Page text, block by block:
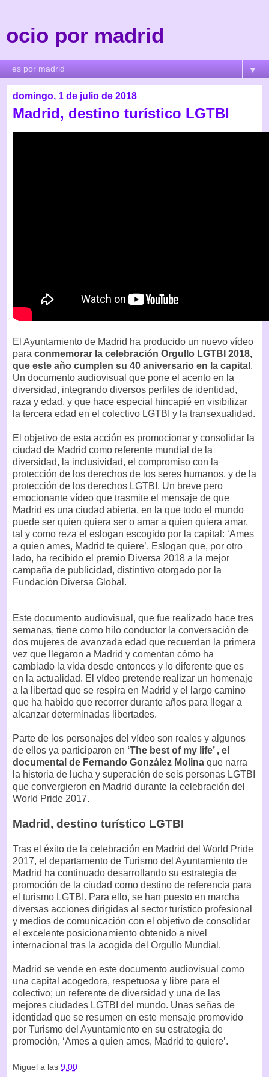
ocio por madrid
▼
domingo, 1 de julio de 2018
Madrid, destino turístico LGTBI
El Ayuntamiento de Madrid ha producido un nuevo vídeo
para conmemorar la celebración Orgullo LGTBI 2018,
que este año cumplen su 40 aniversario en la capital .
Un documento audiovisual que pone el acento en la
diversidad, integrando diversos perfiles de identidad,
raza y edad, y que hace especial hincapié en visibilizar
la tercera edad en el colectivo LGTBI y la transexualidad.
El objetivo de esta acción es promocionar y consolidar la
ciudad de Madrid como referente mundial de la
diversidad, la inclusividad, el compromiso con la
protección de los derechos de los seres humanos, y de la
protección de los derechos LGTBI. Un breve pero
emocionante vídeo que trasmite el mensaje de que
Madrid es una ciudad abierta, en la que todo el mundo
puede ser quien quiera ser o amar a quien quiera amar,
tal y como reza el eslogan escogido por la capital: ‘Ames
a quien ames, Madrid te quiere’. Eslogan que, por otro
lado, ha recibido el premio Diversa 2018 a la mejor
campaña de publicidad, distintivo otorgado por la
Fundación Diversa Global.
Este documento audiovisual, que fue realizado hace tres
semanas, tiene como hilo conductor la conversación de
dos mujeres de avanzada edad que recuerdan la primera
vez que llegaron a Madrid y comentan cómo ha
cambiado la vida desde entonces y lo diferente que es
en la actualidad. El vídeo pretende realizar un homenaje
a la libertad que se respira en Madrid y el largo camino
que ha habido que recorrer durante años para llegar a
alcanzar determinadas libertades.
Parte de los personajes del vídeo son reales y algunos
de ellos ya participaron en ‘The best of my life’ , el
documental de Fernando González Molina que narra
la historia de lucha y superación de seis personas LGTBI
que convergieron en Madrid durante la celebración del
World Pride 2017.
Madrid, destino turístico LGTBI
Tras el éxito de la celebración en Madrid del World Pride
2017, el departamento de Turismo del Ayuntamiento de
Madrid ha continuado desarrollando su estrategia de
promoción de la ciudad como destino de referencia para
el turismo LGTBI. Para ello, se han puesto en marcha
diversas acciones dirigidas al sector turístico profesional
y medios de comunicación con el objetivo de consolidar
el excelente posicionamiento obtenido a nivel
internacional tras la acogida del Orgullo Mundial.
Madrid se vende en este documento audiovisual como
una capital acogedora, respetuosa y libre para el
colectivo; un referente de diversidad y una de las
mejores ciudades LGTBI del mundo. Unas señas de
identidad que se resumen en este mensaje promovido
por Turismo del Ayuntamiento en su estrategia de
promoción, ‘Ames a quien ames, Madrid te quiere’.
Miguel a las 9:00